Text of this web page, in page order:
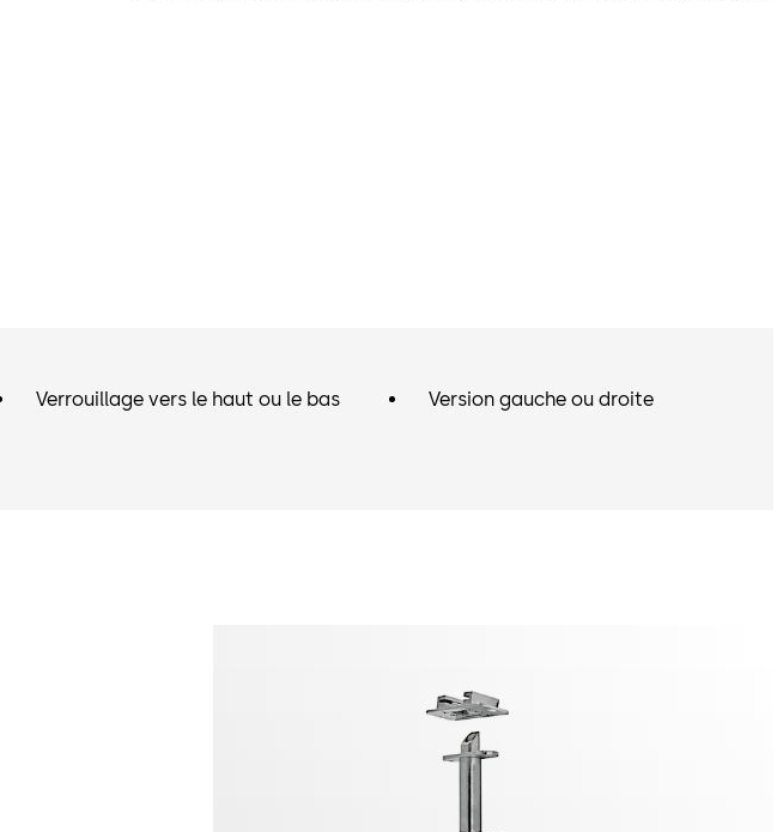
Verrouillage vers le haut ou le bas Version gauche ou droite